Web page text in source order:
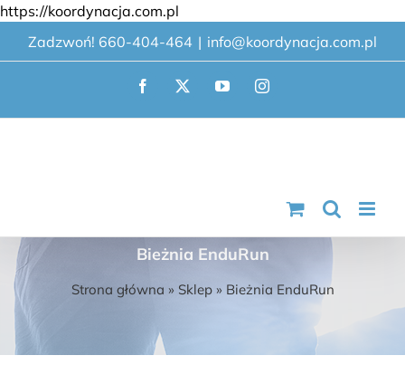
https://koordynacja.com.pl
do
zawartości
Zadzwoń! 660-404-464 | info@koordynacja.com.pl
Facebook
X YouTubeInstagram
Bieżnia EnduRun
Strona główna » Sklep» Bieżnia EnduRun